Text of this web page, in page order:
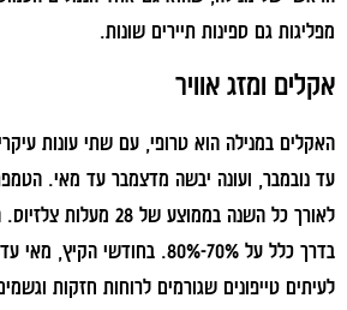
מפליגות גם ספינות תיירים שונות.
אקלים ומזג אוויר
האקלים במנילה הוא טרופי, עם שתי עונות
עד נובמבר, ועונה יבשה מדצמבר עד מאי.
לאורך כל השנה בממוצע של
בדרך כלל על 70%-80%. בחודשי
לעיתים טייפונים שגורמים לרוחות חזקות